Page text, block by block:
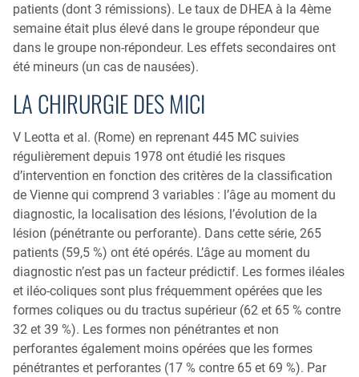
patients (dont 3 rémissions). Le taux de DHEA à la 4ème
semaine était plus élevé dans le groupe répondeur que
dans le groupe non-répondeur. Les effets secondaires ont
été mineurs (un cas de nausées).
LA CHIRURGIE DES MICI
V Leotta et al. (Rome) en reprenant 445 MC suivies
régulièrement depuis 1978 ont étudié les risques
d’intervention en fonction des critères de la classification
de Vienne qui comprend 3 variables : l’âge au moment du
diagnostic, la localisation des lésions, l’évolution de la
lésion (pénétrante ou perforante). Dans cette série, 265
patients (59,5 %) ont été opérés. L’âge au moment du
diagnostic n’est pas un facteur prédictif. Les formes iléales
et iléo-coliques sont plus fréquemment opérées que les
formes coliques ou du tractus supérieur (62 et 65 % contre
32 et 39 %). Les formes non pénétrantes et non
perforantes également moins opérées que les formes
pénétrantes et perforantes (17 % contre 65 et 69 %). Par